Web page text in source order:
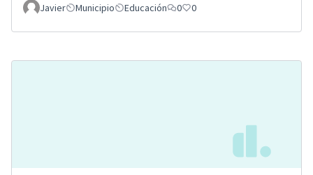
Javier
Municipio Educación 0 0